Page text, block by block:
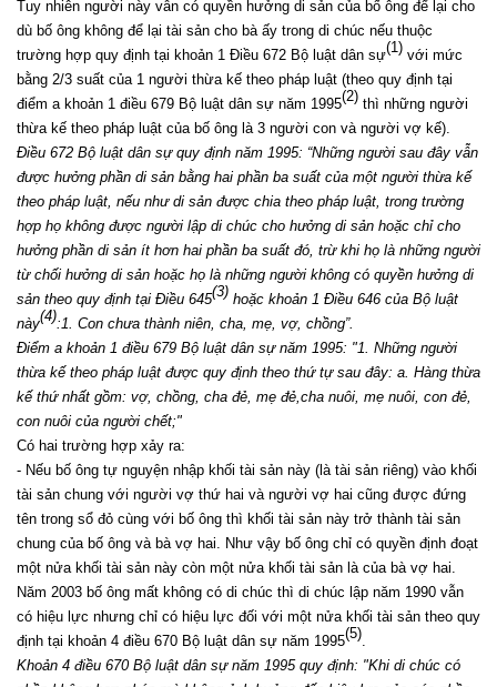
Tuy nhiên người này vẫn có quyền hưởng di sản của bố ông để lại cho
dù bố ông không để lại tài sản cho bà ấy trong di chúc nếu thuộc
trường hợp quy định tại khoản 1 Điều 672 Bộ luật dân sự(1) với mức
bằng 2/3 suất của 1 người thừa kế theo pháp luật (theo quy định tại
điểm a khoản 1 điều 679 Bộ luật dân sự năm 1995(2) thì những người
thừa kế theo pháp luật của bố ông là 3 người con và người vợ kế).
Điều 672 Bộ luật dân sự quy định năm 1995: “Những người sau đây vẫn
được hưởng phần di sản bằng hai phần ba suất của một người thừa kế
theo pháp luật, nếu như di sản được chia theo pháp luật, trong trường
hợp họ không được người lập di chúc cho hưởng di sản hoặc chỉ cho
hưởng phần di sản ít hơn hai phần ba suất đó, trừ khi họ là những người
từ chối hưởng di sản hoặc họ là những người không có quyền hưởng di
sản theo quy định tại Điều 645(3) hoặc khoản 1 Điều 646 của Bộ luật
này(4):1. Con chưa thành niên, cha, mẹ, vợ, chồng”.
Điểm a khoản 1 điều 679 Bộ luật dân sự năm 1995: "1. Những người
thừa kế theo pháp luật được quy định theo thứ tự sau đây: a. Hàng thừa
kế thứ nhất gồm: vợ, chồng, cha đẻ, mẹ đẻ,cha nuôi, mẹ nuôi, con đẻ,
con nuôi của người chết;"
Có hai trường hợp xảy ra:
- Nếu bố ông tự nguyện nhập khối tài sản này (là tài sản riêng) vào khối
tài sản chung với người vợ thứ hai và người vợ hai cũng được đứng
tên trong sổ đỏ cùng với bố ông thì khối tài sản này trở thành tài sản
chung của bố ông và bà vợ hai. Như vậy bố ông chỉ có quyền định đoạt
một nửa khối tài sản này còn một nửa khối tài sản là của bà vợ hai.
Năm 2003 bố ông mất không có di chúc thì di chúc lập năm 1990 vẫn
có hiệu lực nhưng chỉ có hiệu lực đối với một nửa khối tài sản theo quy
định tại khoản 4 điều 670 Bộ luật dân sự năm 1995(5)
Khoản 4 điều 670 Bộ luật dân sự năm 1995 quy định: "Khi di chúc có